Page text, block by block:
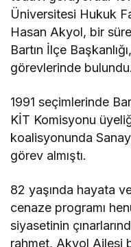
Üniversitesi Hukuk
Hasan Akyol, bir
Bartın İlçe
görevlerinde bulundu.
1991 seçimlerinde
KİT Komisyonu
koalisyonunda
görev almıştı.
82 yaşında hayata
cenaze programı
siyasetinin
rahmet, Akyol Ailesi